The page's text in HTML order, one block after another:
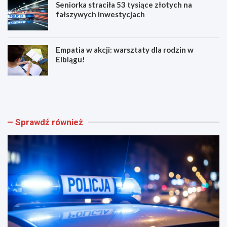
Seniorka straciła 53 tysiące złotych na
fałszywych inwestycjach
Empatia w akcji: warsztaty dla rodzin w
Elblągu!
Z
i
w
e
e
k
e
d
!
E
g
ó
w
t
ę
t
i
ż
Sprawdź również